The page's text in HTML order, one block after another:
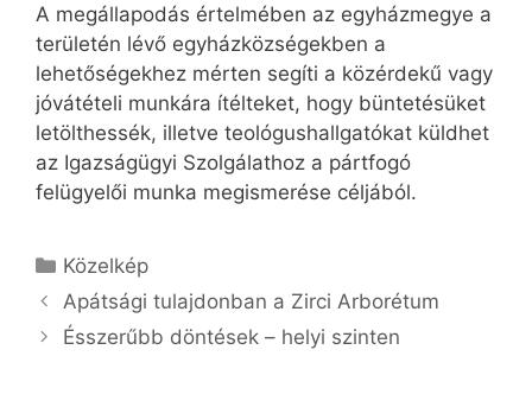
A megállapodás értelmében az egyházmegye a
területén lévő egyházközségekben a
lehetőségekhez mérten segíti a közérdekű vagy
jóvátételi munkára ítélteket, hogy büntetésüket
letölthessék, illetve teológushallgatókat küldhet
az Igazságügyi Szolgálathoz a pártfogó
felügyelői munka megismerése céljából.
Kategória
Közelkép
Apátsági tulajdonban a Zirci Arborétum
Ésszerűbb döntések – helyi szinten